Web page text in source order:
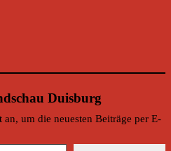
Duisburg
um die neuesten Beiträge per E-